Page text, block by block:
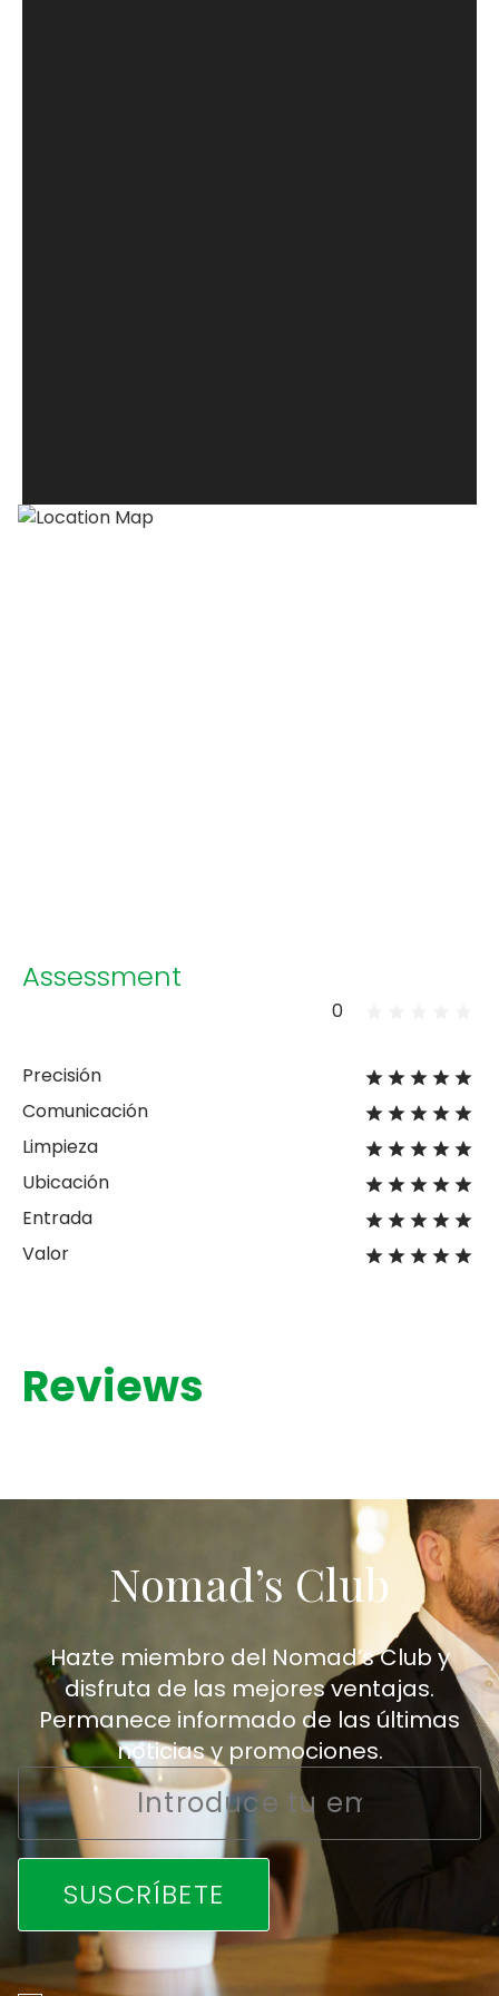
Assessment
0
Precisión
Comunicación
Limpieza
Ubicación
Entrada
Valor
Reviews
Nomad’s Club
Hazte miembro del Nomad’s Club y
disfruta de las mejores ventajas.
Permanece informado de las últimas
noticias y promociones.
Email
*